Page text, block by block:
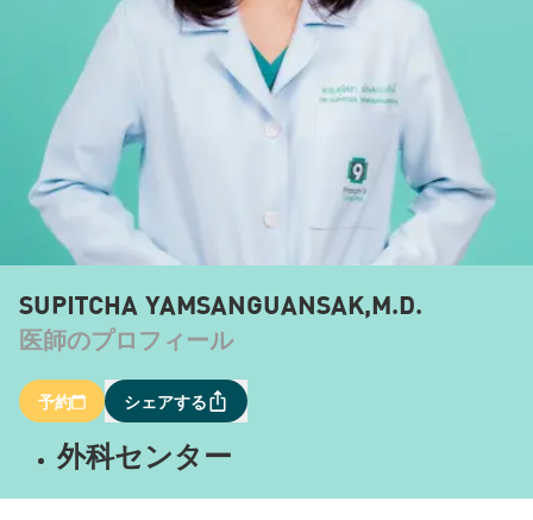
SUPITCHA YAMSANGUANSAK,M.D.
医師のプロフィール
予約 シェアする
外科センター